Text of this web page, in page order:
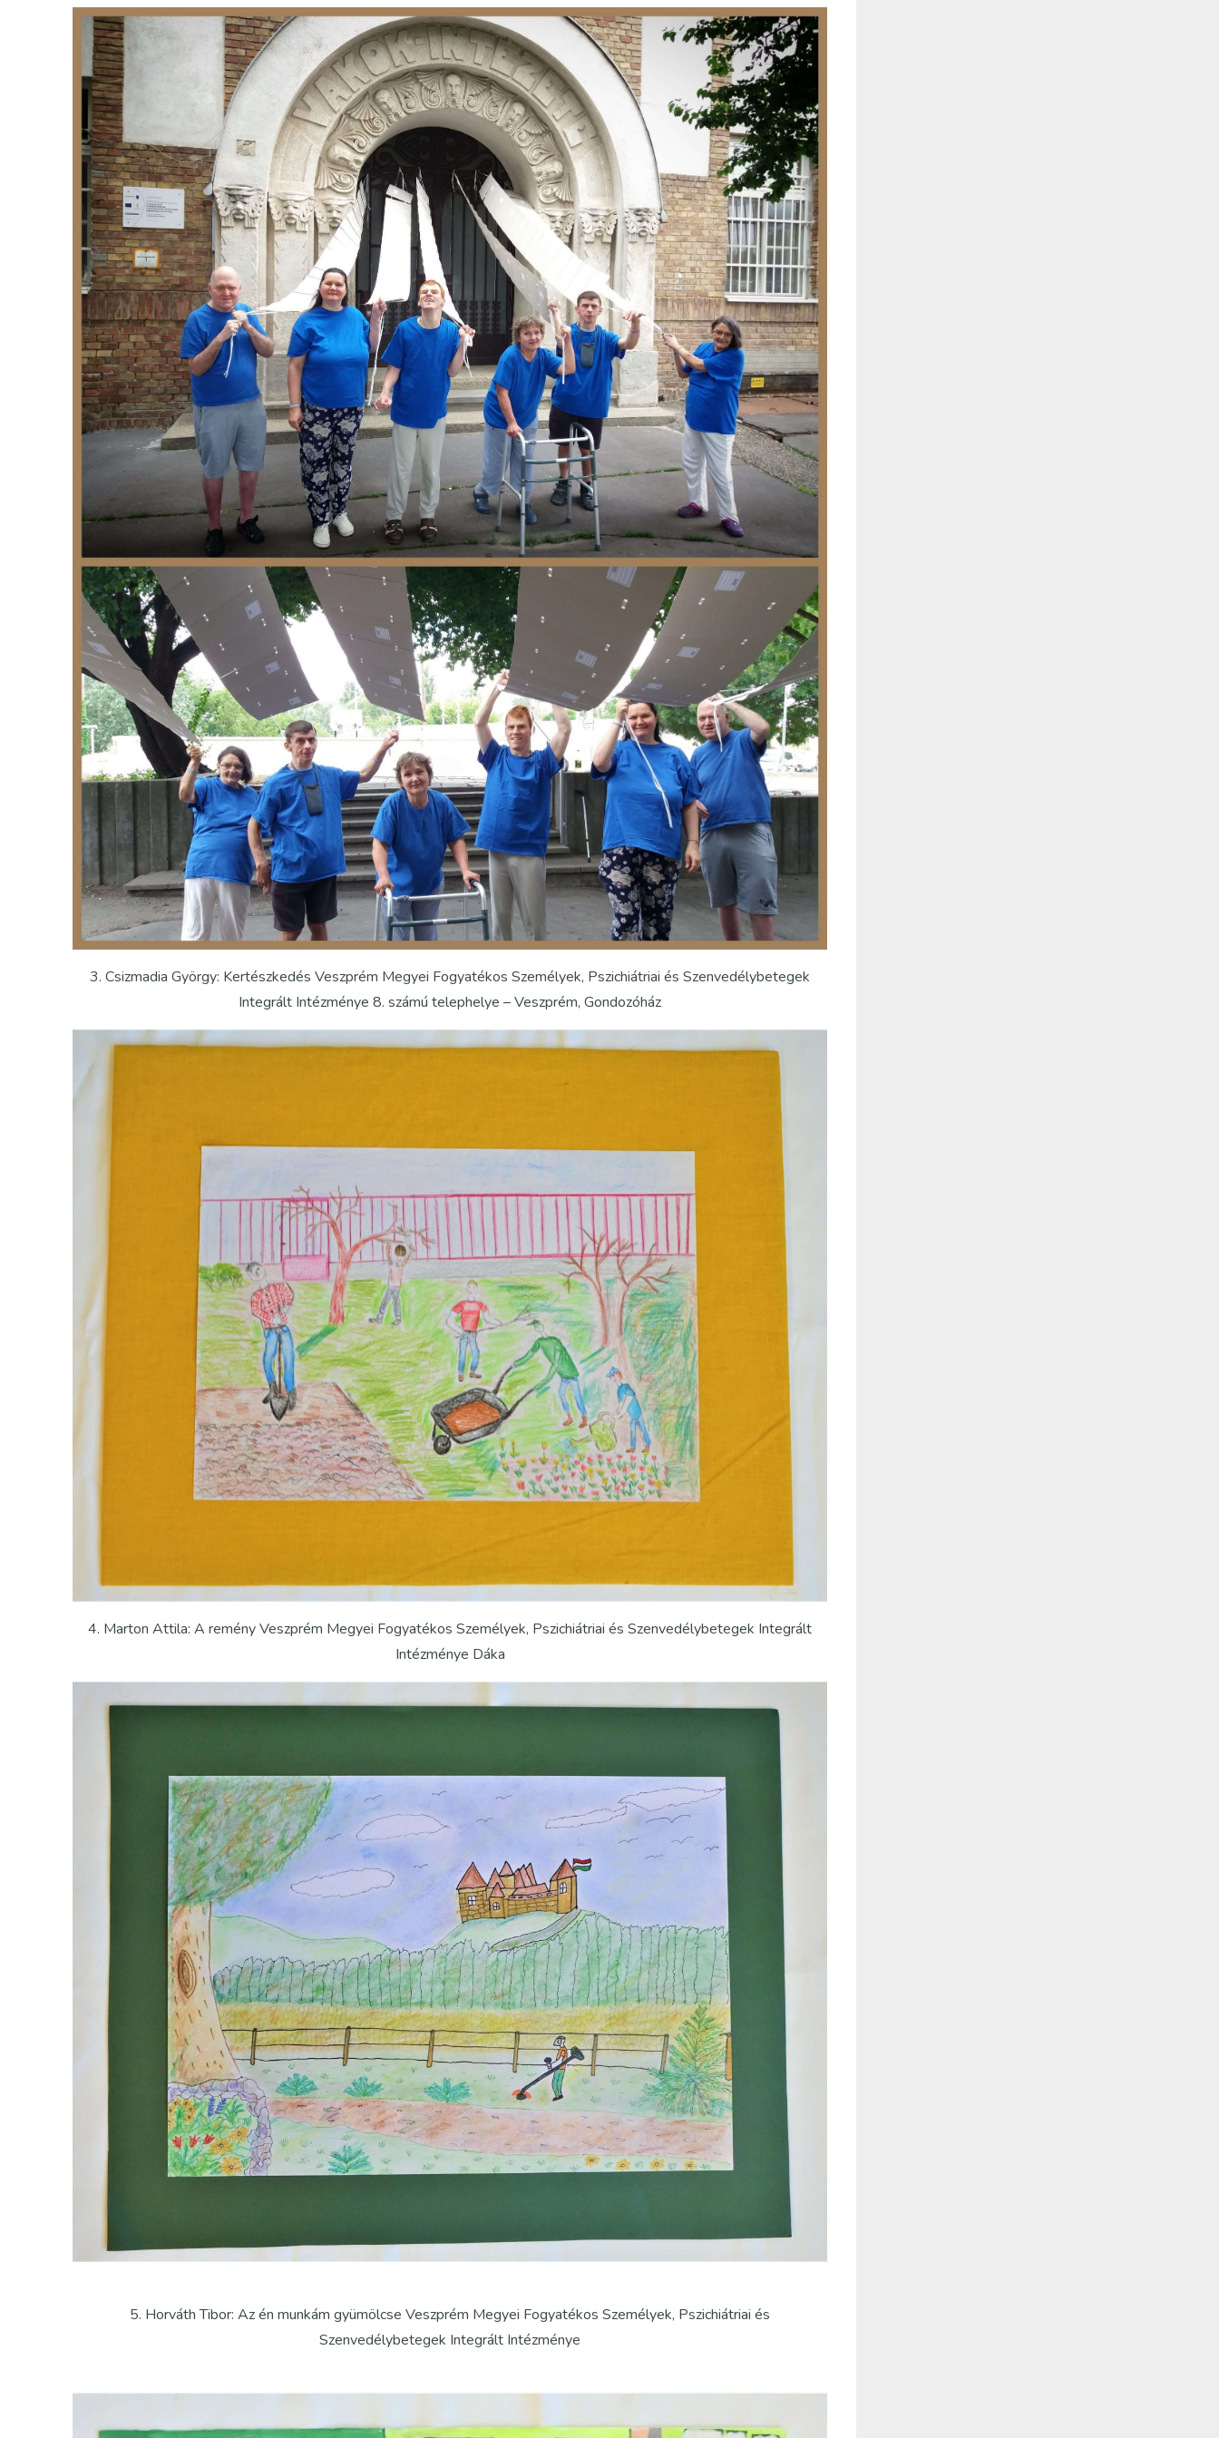
3. Csizmadia György: Kertészkedés Veszprém Megyei Fogyatékos Személyek, Pszichiátriai és Szenvedélybetegek
Integrált Intézménye 8. számú telephelye – Veszprém, Gondozóház
4. Marton Attila: A remény Veszprém Megyei Fogyatékos Személyek, Pszichiátriai és Szenvedélybetegek Integrált
Intézménye Dáka
5. Horváth Tibor: Az én munkám gyümölcse Veszprém Megyei Fogyatékos Személyek, Pszichiátriai és
Szenvedélybetegek Integrált Intézménye